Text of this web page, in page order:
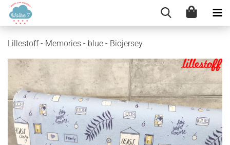
Lillestoff - Memories - blue - Biojersey